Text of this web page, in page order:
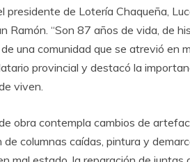
presidente de Lotería Chaqueña,
Ramón. “Son 87 años de vida, de
una comunidad que se atrevió en
provincial y destacó la
viven.
obra contempla cambios de
de columnas caídas, pintura y